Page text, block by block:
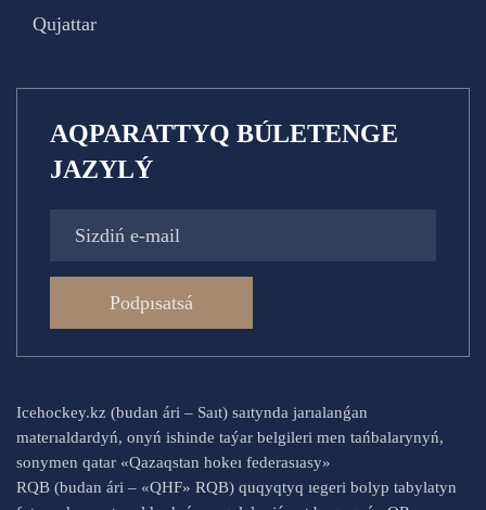
Qujattar
AQPARATTYQ BÚLETENGE
JAZYLÝ
Podpısatsá
Icehockey.kz (budan ári – Saıt) saıtynda jarıalanǵan
materıaldardyń, onyń ishinde taýar belgileri men tańbalarynyń,
sonymen qatar «Qazaqstan hokeı federasıasy»
RQB (budan ári – «QHF» RQB) quqyqtyq ıegeri bolyp tabylatyn